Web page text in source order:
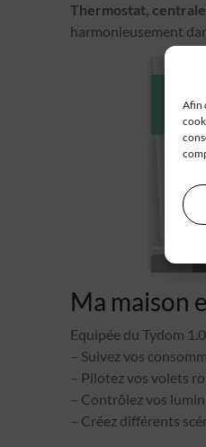
Afin
Thermostat,
harmonieusement
Ma maison
Equipée du Tydom
– Suivez vos
– Pilotez vos volets
– Contrôlez vos
– Créez différents